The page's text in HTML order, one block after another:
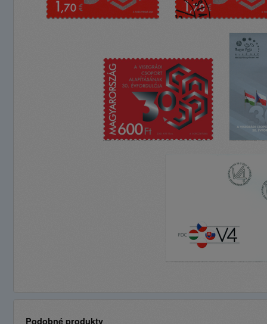
Podobné produkty